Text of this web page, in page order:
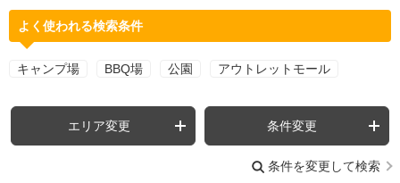
よく使われる検索条件
キャンプ場 BBQ場 公園 アウトレットモール
エリア変更 条件変更
条件を変更して検索